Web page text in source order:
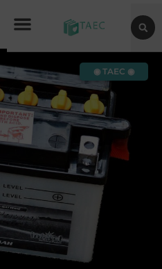
◉ TAEC ◉